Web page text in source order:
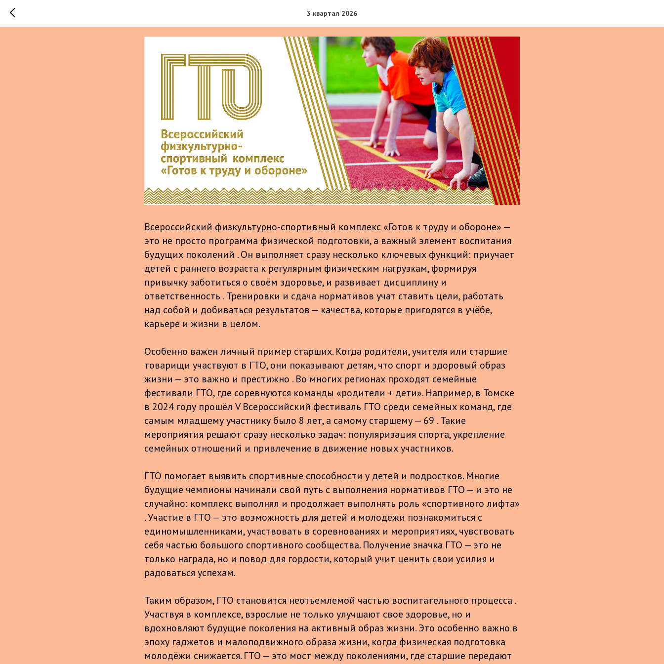
3 квартал 2026
ВФСК "Готов к труду и обороне"
Всероссийский физкультурно-спортивный комплекс «Готов к труду и обороне» —
это не просто программа физической подготовки, а важный элемент воспитания
будущих поколений . Он выполняет сразу несколько ключевых функций: приучает
детей с раннего возраста к регулярным физическим нагрузкам, формируя
привычку заботиться о своём здоровье, и развивает дисциплину и
ответственность . Тренировки и сдача нормативов учат ставить цели, работать
над собой и добиваться результатов — качества, которые пригодятся в учёбе,
карьере и жизни в целом.
Особенно важен личный пример старших. Когда родители, учителя или старшие
товарищи участвуют в ГТО, они показывают детям, что спорт и здоровый образ
жизни — это важно и престижно . Во многих регионах проходят семейные
фестивали ГТО, где соревнуются команды «родители + дети». Например, в Томске
в 2024 году прошёл V Всероссийский фестиваль ГТО среди семейных команд, где
самым младшему участнику было 8 лет, а самому старшему — 69 . Такие
мероприятия решают сразу несколько задач: популяризация спорта, укрепление
семейных отношений и привлечение в движение новых участников.
ГТО помогает выявить спортивные способности у детей и подростков. Многие
будущие чемпионы начинали свой путь с выполнения нормативов ГТО — и это не
случайно: комплекс выполнял и продолжает выполнять роль «спортивного лифта»
. Участие в ГТО — это возможность для детей и молодёжи познакомиться с
единомышленниками, участвовать в соревнованиях и мероприятиях, чувствовать
себя частью большого спортивного сообщества. Получение значка ГТО — это не
только награда, но и повод для гордости, который учит ценить свои усилия и
радоваться успехам.
Таким образом, ГТО становится неотъемлемой частью воспитательного процесса .
Участвуя в комплексе, взрослые не только улучшают своё здоровье, но и
вдохновляют будущие поколения на активный образ жизни. Это особенно важно в
эпоху гаджетов и малоподвижного образа жизни, когда физическая подготовка
молодёжи снижается. ГТО — это мост между поколениями, где старшие передают